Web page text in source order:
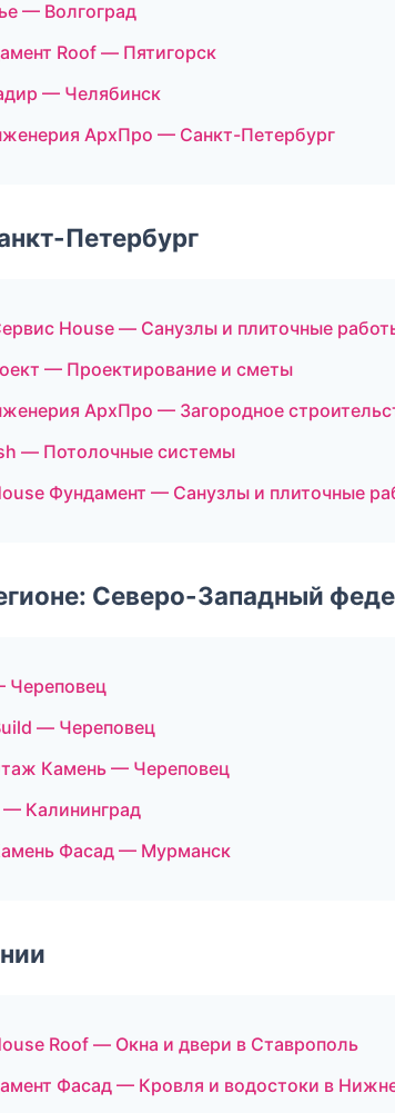
— Волгоград
Roof — Пятигорск
— Челябинск
АрхПро — Санкт-Петербург
Петербург
House — Санузлы и плиточные
— Проектирование и сметы
АрхПро — Загородное
— Потолочные системы
Фундамент — Санузлы и плиточные
Северо-Западный
Череповец
— Череповец
Камень — Череповец
— Калининград
Фасад — Мурманск
Roof — Окна и двери в Ставрополь
Фасад — Кровля и водостоки в